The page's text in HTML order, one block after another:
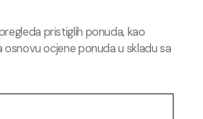
pristiglih ponuda, kao
ocjene ponuda u skladu sa